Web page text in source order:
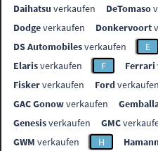
Daihatsu verkaufen DeTomaso
Dodgeverkaufen Donkervoort
DS Automobilesverkaufen E
Elarisverkaufen F Ferrari
Fiskerverkaufen Fordverkaufen
GAC Gonowverkaufen
Genesisverkaufen GMC
GWM verkaufen H